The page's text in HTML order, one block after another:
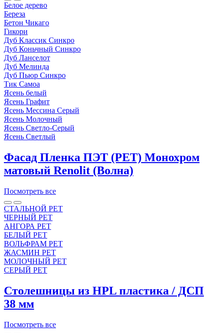
Белое дерево
Береза
Бетон Чикаго
Гикори
Дуб Классик Синкро
Дуб Коньчный Синкро
Дуб Ланселот
Дуб Мелинда
Дуб Пьюр Синкро
Тик Самоа
Ясень белый
Ясень Графит
Ясень Мессина Серый
Ясень Молочный
Ясень Светло-Серый
Ясень Светлый
Фасад Пленка ПЭТ (PET) Монохром
матовый Renolit (Волна)
Посмотреть все
СТАЛЬНОЙ PET
ЧЕРНЫЙ PET
АНГОРА PET
БЕЛЫЙ PET
ВОЛЬФРАМ PET
ЖАСМИН PET
МОЛОЧНЫЙ PET
СЕРЫЙ PET
Столешницы из HPL пластика / ДСП
38 мм
Посмотреть все